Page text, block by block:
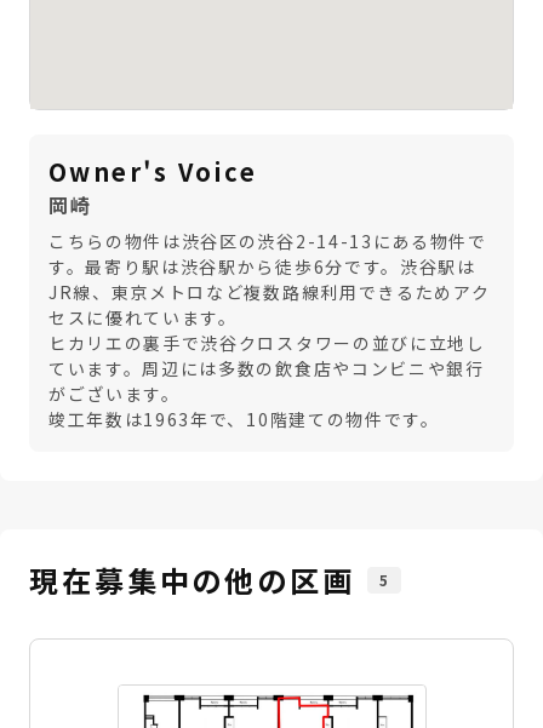
Owner's Voice
岡崎
こちらの物件は渋谷区の渋谷2-14-13にある物件で
す。最寄り駅は渋谷駅から徒歩6分です。渋谷駅は
JR線、東京メトロなど複数路線利用できるためアク
セスに優れています。
ヒカリエの裏手で渋谷クロスタワーの並びに立地し
ています。周辺には多数の飲食店やコンビニや銀行
がございます。
竣工年数は1963年で、10階建ての物件です。
現在募集中の他の区画 5